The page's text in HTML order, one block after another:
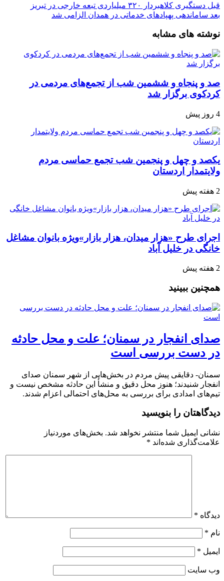
قبل دستگیری کلاهبردار ۳۲۰ میلیاردی تبعه خارجی در تبریز
بعد ساماندهی پهپادهای خدماتی در همدان الزامی شد
نوشته های مشابه
صد و پنجاه‌ و ششمین شب از تجمع‌های مردمی در
کردکوی برگزار شد
4 روز پیش
یکصد و چهل و پنجمین شب تجمع‌ حماسی مردم‌
ولایتمدار اردستان
2 هفته پیش
اجرای طرح «هزار میدان، هزار بازار»ویژه بانوان مشاغل
خانگی در خلیل آباد
2 هفته پیش
همچنین ببینید
صدای انفجار در سمنان؛ علت و محل حادثه
در دست بررسی است
سمنان- دقایقی پیش مردم در بخش‌هایی از شهر سمنان صدای
انفجار شنیدند؛ هنوز محل دقیق و منشأ این حادثه مشخص نیست و
تیم‌های امدادی برای بررسی به محل‌های احتمالی اعزام شدند.
دیدگاهتان را بنویسید
نشانی ایمیل شما منتشر نخواهد شد. بخش‌های موردنیاز
علامت‌گذاری شده‌اند *
دیدگاه *
نام *
ایمیل *
وب‌ سایت